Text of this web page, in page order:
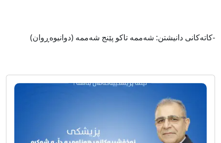
-کاتەکانی دانیشتن: شەممە تاکو پێنج شەممە (دوانیوەڕوان)